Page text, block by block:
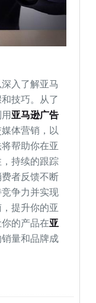
入了解亚马
技巧。从了
亚马逊广告
体营销，以
帮助你在亚
持续的跟踪
者反馈不断
争力并实现
提升你的亚
的产品在亚
量和品牌成